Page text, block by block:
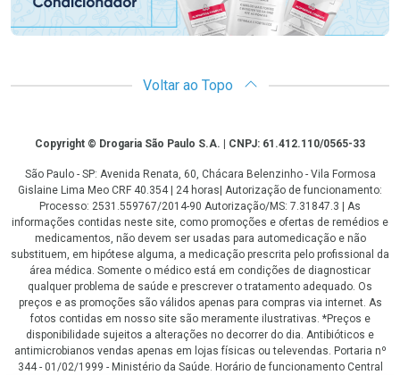
Voltar ao Topo
CopyrightCopyright © Drogaria São Paulo S.A. | CNPJ: 61.412.110/0565-33
São Paulo - SP: Avenida Renata, 60, Chácara Belenzinho - Vila Formosa
Gislaine Lima Meo CRF 40.354 | 24 horas| Autorização de funcionamento:
Processo: 2531.559767/2014-90 Autorização/MS: 7.31847.3 | As
informações contidas neste site, como promoções e ofertas de remédios e
medicamentos, não devem ser usadas para automedicação e não
substituem, em hipótese alguma, a medicação prescrita pelo profissional da
área médica. Somente o médico está em condições de diagnosticar
qualquer problema de saúde e prescrever o tratamento adequado. Os
preços e as promoções são válidos apenas para compras via internet. As
fotos contidas em nosso site são meramente ilustrativas. *Preços e
disponibilidade sujeitos a alterações no decorrer do dia. Antibióticos e
antimicrobianos vendas apenas em lojas físicas ou televendas. Portaria nº
344 - 01/02/1999 - Ministério da Saúde. Horário de funcionamento Central